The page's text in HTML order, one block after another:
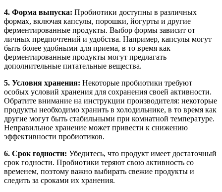
4. Форма выпуска: Пробиотики доступны в различных
формах, включая капсулы, порошки, йогурты и другие
ферментированные продукты. Выбор формы зависит от
личных предпочтений и удобства. Например, капсулы могут
быть более удобными для приема, в то время как
ферментированные продукты могут предлагать
дополнительные питательные вещества.
5. Условия хранения: Некоторые пробиотики требуют
особых условий хранения для сохранения своей активности.
Обратите внимание на инструкции производителя: некоторые
продукты необходимо хранить в холодильнике, в то время как
другие могут быть стабильными при комнатной температуре.
Неправильное хранение может привести к снижению
эффективности пробиотиков.
6. Срок годности: Убедитесь, что продукт имеет достаточный
срок годности. Пробиотики теряют свою активность со
временем, поэтому важно выбирать свежие продукты и
следить за сроками их хранения.